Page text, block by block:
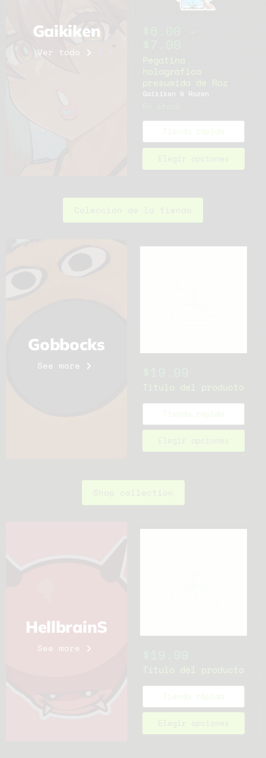
Gaikiken
Ver todo
Pegatina
holográfica
presumida de Roz
Gaikiken & Rozen
Tienda rápida
Elegir opciones
Colección de la tienda
Gobbocks
See more
Título del producto
Tienda rápida
Elegir opciones
Shop collection
HellbrainS
See more
Título del producto
Tienda rápida
Elegir opciones